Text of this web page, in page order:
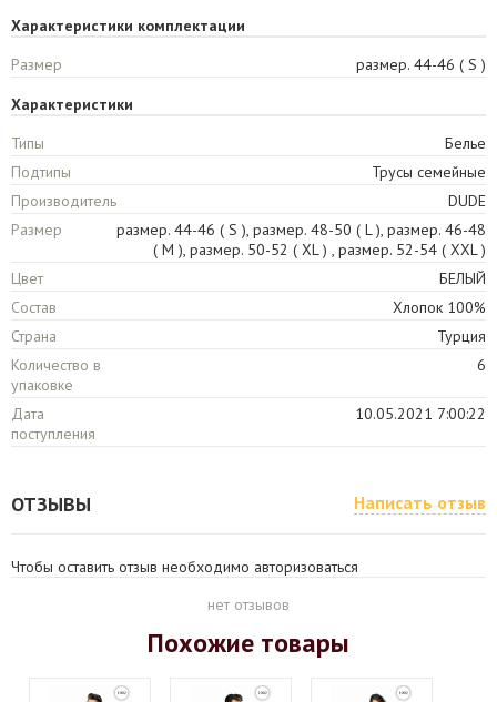
Характеристики комплектации
Размер
размер. 44-46 ( S )
Характеристики
Типы
Белье
Подтипы
Трусы семейные
Производитель
DUDE
Размер
размер. 44-46 ( S ), размер. 48-50 ( L ), размер. 46-48
( M ), размер. 50-52 ( XL ) , размер. 52-54 ( XXL )
Цвет
БЕЛЫЙ
Состав
Хлопок 100%
Страна
Турция
Количество в
упаковке
6
Дата
поступления
10.05.2021 7:00:22
ОТЗЫВЫ Написать отзыв
Чтобы оставить отзыв необходимо авторизоваться
нет отзывов
Похожие товары